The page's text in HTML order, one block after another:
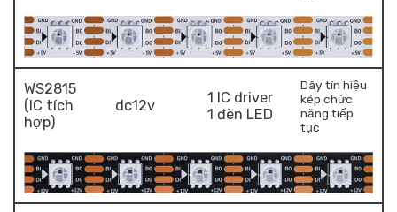
WS2815
(IC tích
hợp)
dc12v
1 IC driver
1 đèn LED
Dây tín hiệu
kép chức
năng tiếp
tục